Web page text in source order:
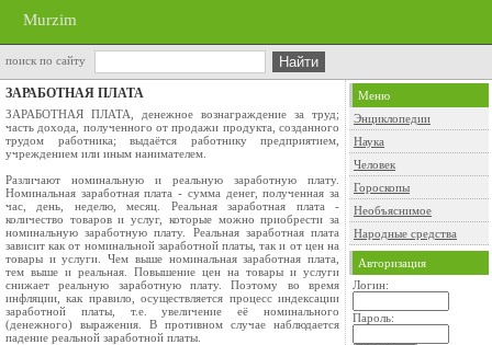
Murzim
поиск по сайту
ЗАРАБОТНАЯ ПЛАТА
ЗАРАБОТНАЯ ПЛАТА, денежное вознаграждение за труд;
часть дохода, полученного от продажи продукта, созданного
трудом работника; выдаётся работнику предприятием,
учреждением или иным нанимателем.
Различают номинальную и реальную заработную плату.
Номинальная заработная плата - сумма денег, полученная за
час, день, неделю, месяц. Реальная заработная плата -
количество товаров и услуг, которые можно приобрести за
номинальную заработную плату. Реальная заработная плата
зависит как от номинальной заработной платы, так и от цен на
товары и услуги. Чем выше номинальная заработная плата,
тем выше и реальная. Повышение цен на товары и услуги
снижает реальную заработную плату. Поэтому во время
инфляции, как правило, осуществляется процесс индексации
заработной платы, т.е. увеличение её номинального
(денежного) выражения. В противном случае наблюдается
падение реальной заработной платы.
Меню
Энциклопедии
Наука
Человек
Гороскопы
Необъяснимое
Народные средства
Авторизация
Логин:
Пароль: